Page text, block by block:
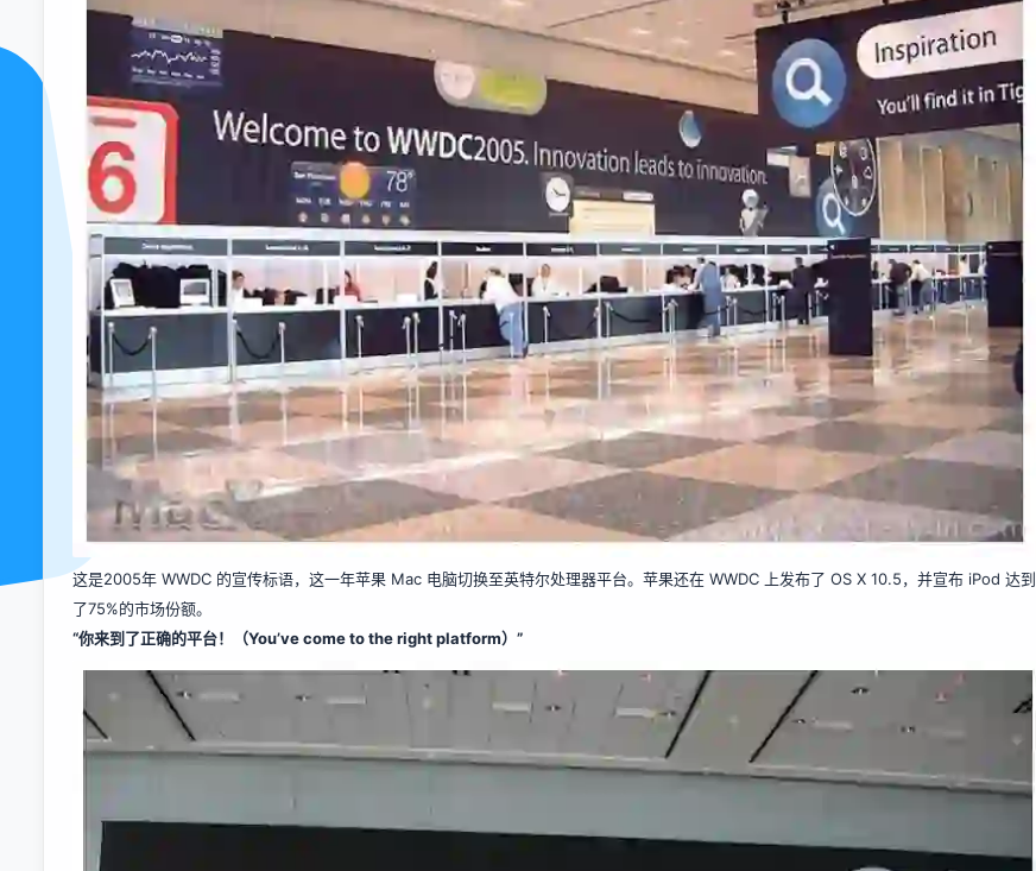
这是2005年 WWDC 的宣传标语，这一年苹果 Mac 电脑切换至英特尔处理器平台。苹果还在 WWDC 上发布了 OS X 10.5，并宣布 iPod 达到
了75%的市场份额。
“你来到了正确的平台！（You’ve come to the right platform）”